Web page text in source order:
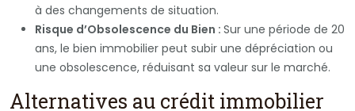
à des changements de situation.
Risque d’Obsolescence du Bien : Sur une période de 20
ans, le bien immobilier peut subir une dépréciation ou
une obsolescence, réduisant sa valeur sur le marché.
Alternatives au crédit immobilier